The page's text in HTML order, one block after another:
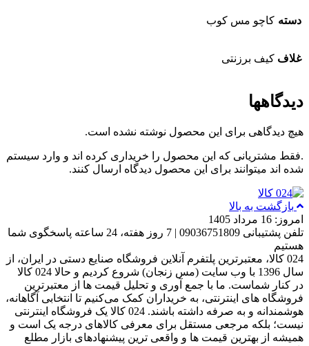
دسته کاچو مس کوب
غلاف کیف برزنتی
دیدگاهها
هیچ دیدگاهی برای این محصول نوشته نشده است.
.فقط مشتریانی که این محصول را خریداری کرده اند و وارد سیستم
شده اند میتوانند برای این محصول دیدگاه ارسال کنند.
بازگشت به بالا
امروز: 16 مرداد 1405
تلفن پشتیبانی 09036751809 | 7 روز هفته، 24 ساعته پاسخگوی شما
هستیم
024 کالا، معتبرترین پلتفرم آنلاین فروشگاه صنایع دستی در ایران، از
سال 1396 با وب سایت (مس زنجان) شروع کردیم و حالا 024 کالا
در کنار شماست. ما با جمع‌ آوری و تحلیل قیمت‌ ها از معتبرترین
فروشگاه‌ های اینترنتی، به خریداران کمک می‌کنیم تا انتخابی آگاهانه،
هوشمندانه و به‌ صرفه داشته باشند. 024 کالا یک فروشگاه اینترنتی
نیست؛ بلکه مرجعی مستقل برای معرفی کالاهای درجه یک است و
همیشه از بهترین قیمت‌ ها و واقعی‌ ترین پیشنهادهای بازار مطلع